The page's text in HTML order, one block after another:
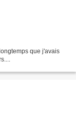
que j'avais